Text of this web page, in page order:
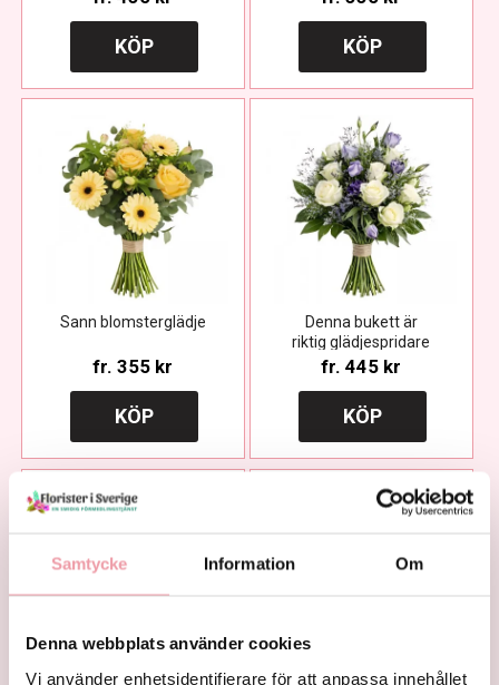
Samtycke Information Om
Denna webbplats använder cookies
Vi använder enhetsidentifierare för att anpassa innehållet
KÖP KÖP
Sann blomsterglädje
fr. 355 kr
KÖP
Denna bukett är
riktig glädjespridare
fr. 445 kr
KÖP